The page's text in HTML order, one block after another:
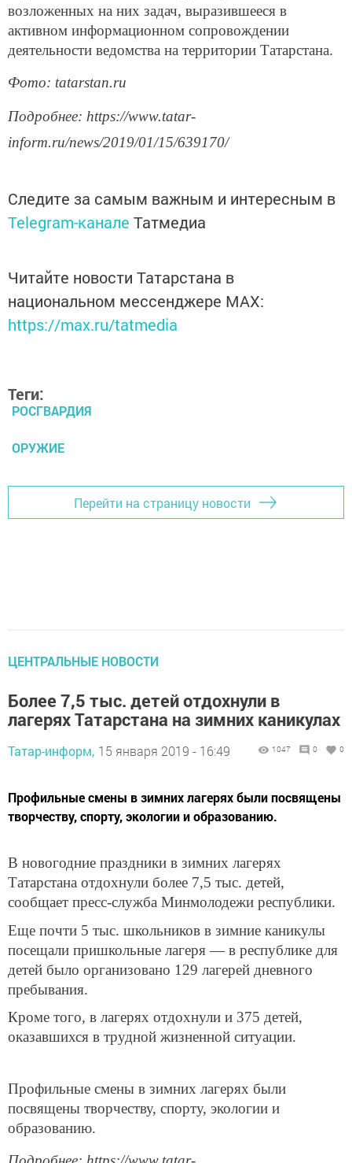
возложенных на них задач, выразившееся в
активном информационном сопровождении
деятельности ведомства на территории Татарстана.
Фото: tatarstan.ru
Подробнее: https://www.tatar-
inform.ru/news/2019/01/15/639170/
Следите за самым важным и интересным в
Telegram-канале Татмедиа
Читайте новости Татарстана в
национальном мессенджере MАХ:
https://max.ru/tatmedia
Теги:
РОСГВАРДИЯ
ОРУЖИЕ
Перейти на страницу новости
ЦЕНТРАЛЬНЫЕ НОВОСТИ
Более 7,5 тыс. детей отдохнули в
лагерях Татарстана на зимних каникулах
Татар-информ, 15 января 2019 - 16:49 1047 0 0
Профильные смены в зимних лагерях были посвящены
творчеству, спорту, экологии и образованию.
В новогодние праздники в зимних лагерях
Татарстана отдохнули более 7,5 тыс. детей,
сообщает пресс-служба Минмолодежи республики.
Еще почти 5 тыс. школьников в зимние каникулы
посещали пришкольные лагеря — в республике для
детей было организовано 129 лагерей дневного
пребывания.
Кроме того, в лагерях отдохнули и 375 детей,
оказавшихся в трудной жизненной ситуации.
Профильные смены в зимних лагерях были
посвящены творчеству, спорту, экологии и
образованию.